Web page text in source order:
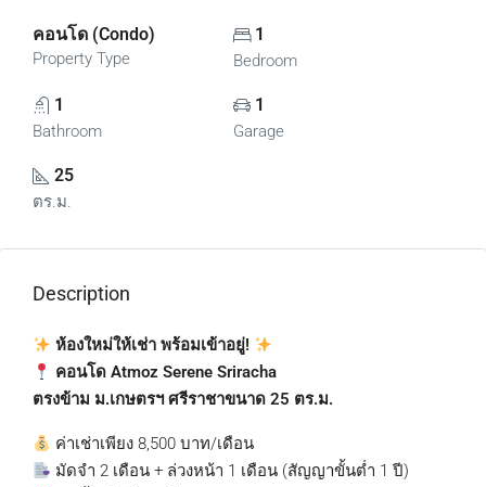
คอนโด (Condo)
Property Type
1
Bedroom
1
Bathroom
1
Garage
25
ตร.ม.
Description
ห้องใหม่ให้เช่า พร้อมเข้าอยู่!
คอนโด Atmoz Serene Sriracha
ตรงข้าม ม.เกษตรฯ ศรีราชาขนาด 25 ตร.ม.
ค่าเช่าเพียง 8,500 บาท/เดือน
มัดจำ 2 เดือน + ล่วงหน้า 1 เดือน (สัญญาขั้นต่ำ 1 ปี)